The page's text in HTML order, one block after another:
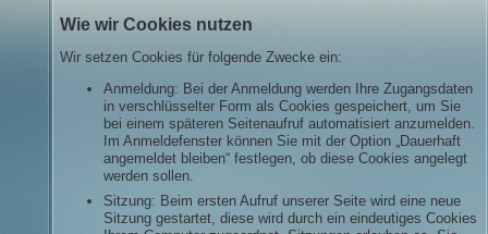
Wie wir Cookies nutzen
Wir setzen Cookies für folgende Zwecke ein:
Anmeldung: Bei der Anmeldung werden Ihre Zugangsdaten
in verschlüsselter Form als Cookies gespeichert, um Sie
bei einem späteren Seitenaufruf automatisiert anzumelden.
Im Anmeldefenster können Sie mit der Option „Dauerhaft
angemeldet bleiben“ festlegen, ob diese Cookies angelegt
werden sollen.
Sitzung: Beim ersten Aufruf unserer Seite wird eine neue
Sitzung gestartet, diese wird durch ein eindeutiges Cookies